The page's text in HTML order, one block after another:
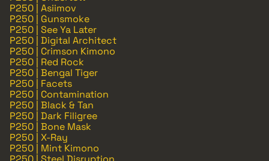
P250 | Asiimov
P250 | Gunsmoke
P250 | See Ya Later
P250 | Digital Architect
P250 | Crimson Kimono
P250 | Red Rock
P250 | Bengal Tiger
P250 | Facets
P250 | Contamination
P250 | Black & Tan
P250 | Dark Filigree
P250 | Bone Mask
P250 | X-Ray
P250 | Mint Kimono